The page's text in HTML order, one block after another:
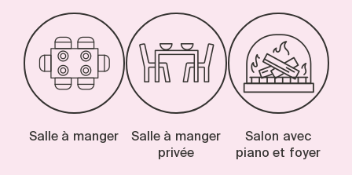
Salle à manger
Salle à manger
privée
Salon avec
piano et foyer